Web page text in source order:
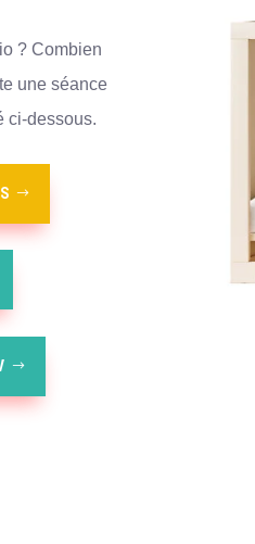
? Combien
une séance
ci-dessous.